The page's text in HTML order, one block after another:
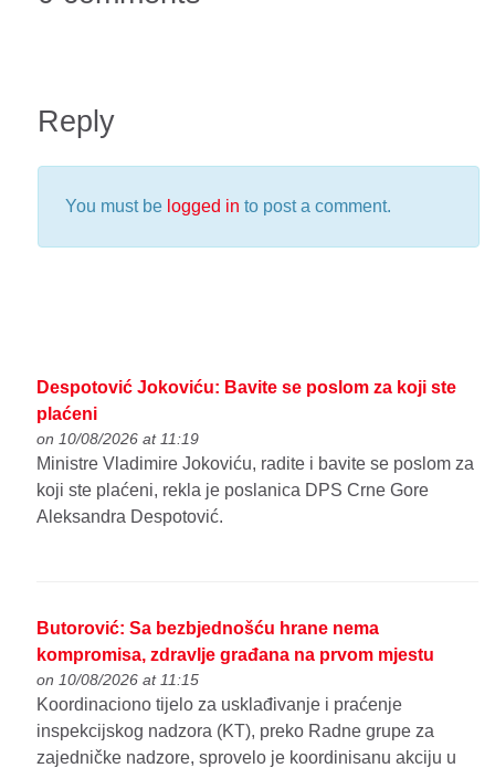
Reply
You must be logged in to post a comment.
Despotović Jokoviću: Bavite se poslom za koji ste
plaćeni
on 10/08/2026 at 11:19
Ministre Vladimire Jokoviću, radite i bavite se poslom za
koji ste plaćeni, rekla je poslanica DPS Crne Gore
Aleksandra Despotović.
Butorović: Sa bezbjednošću hrane nema
kompromisa, zdravlje građana na prvom mjestu
on 10/08/2026 at 11:15
Koordinaciono tijelo za usklađivanje i praćenje
inspekcijskog nadzora (KT), preko Radne grupe za
zajedničke nadzore, sprovelo je koordinisanu akciju u